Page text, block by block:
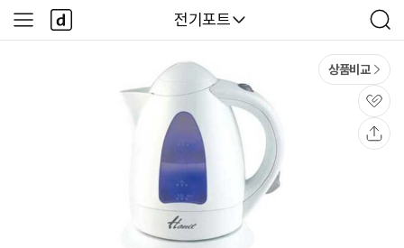
다나와
전기포트
검
색
사
이
다
나
와
상품비교
관
심